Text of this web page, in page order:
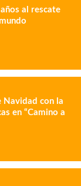
al rescate
Navidad con la
en “Camino a